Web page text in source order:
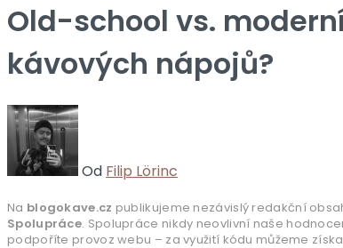
Old-school vs.
kávových nápojů?
Od Filip Lörinc
Na blogokave.cz publikujeme nezávislý redakční
Spolupráce. Spolupráce nikdy neovlivní naše
podpoříte provoz webu – za využití kódu můžeme